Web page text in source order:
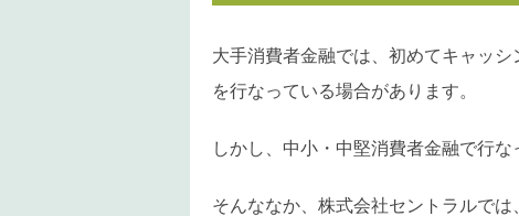
大手消費者金融では、初めてキャッ
を行なっている場合があります。
しかし、中小・中堅消費者金融で行
そんななか、株式会社セントラルで